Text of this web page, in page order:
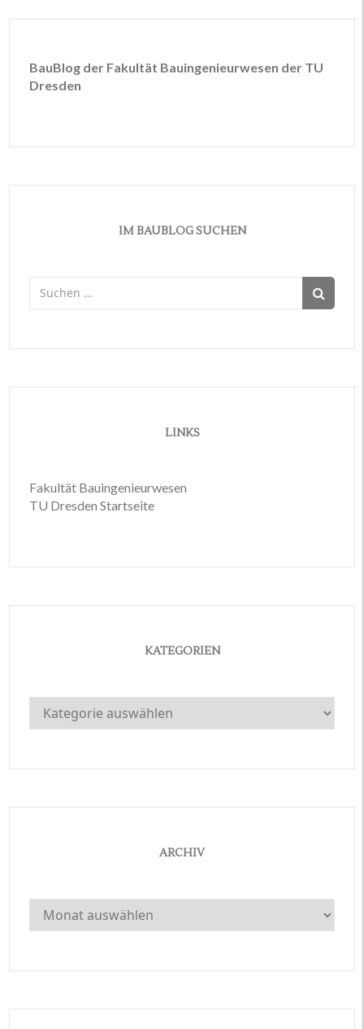
BauBlog der Fakultät Bauingenieurwesen der TU
Dresden
IM BAUBLOG SUCHEN
nach:
LINKS
Fakultät Bauingenieurwesen
TU Dresden Startseite
KATEGORIEN
Kategorien
ARCHIV
Archiv